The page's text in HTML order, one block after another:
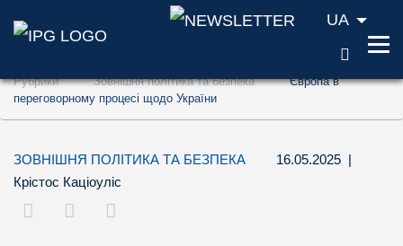
Перейти до змісту (ключ доступу '1')
Перейти до пошуку (ключ доступу '2')
UA
Рубрики Зовнішня політика та безпека
Європа в
переговорному процесі щодо України
ЗОВНІШНЯ ПОЛІТИКА ТА БЕЗПЕКА 16.05.2025 |
Крістос Каціоуліс